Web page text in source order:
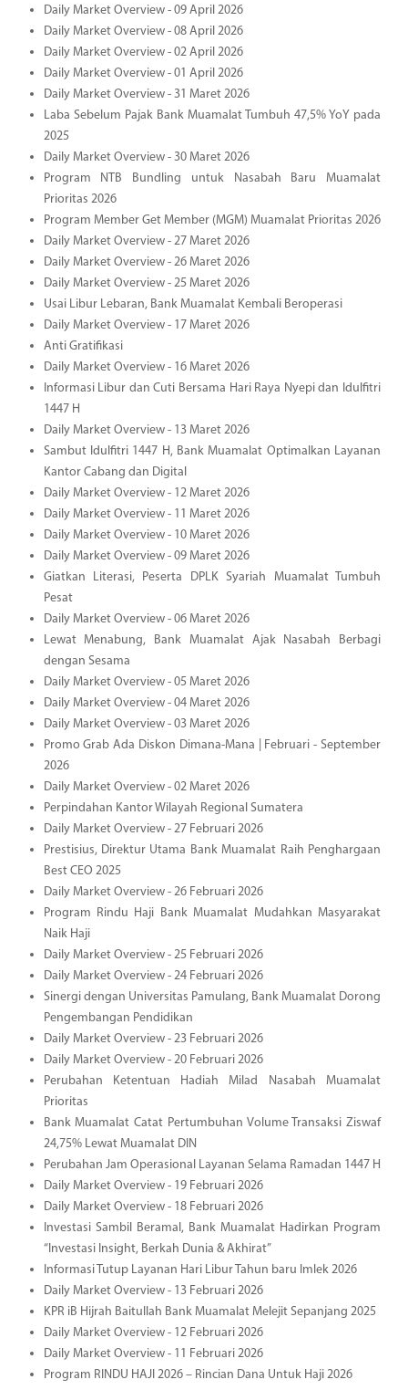
Daily Market Overview - 09 April 2026
Daily Market Overview - 08 April 2026
Daily Market Overview - 02 April 2026
Daily Market Overview - 01 April 2026
Daily Market Overview - 31 Maret 2026
Laba Sebelum Pajak Bank Muamalat Tumbuh 47,5% YoY pada
2025
Daily Market Overview - 30 Maret 2026
Program NTB Bundling untuk Nasabah Baru Muamalat
Prioritas 2026
Program Member Get Member (MGM) Muamalat Prioritas 2026
Daily Market Overview - 27 Maret 2026
Daily Market Overview - 26 Maret 2026
Daily Market Overview - 25 Maret 2026
Usai Libur Lebaran, Bank Muamalat Kembali Beroperasi
Daily Market Overview - 17 Maret 2026
Anti Gratifikasi
Daily Market Overview - 16 Maret 2026
Informasi Libur dan Cuti Bersama Hari Raya Nyepi dan Idulfitri
1447 H
Daily Market Overview - 13 Maret 2026
Sambut Idulfitri 1447 H, Bank Muamalat Optimalkan Layanan
Kantor Cabang dan Digital
Daily Market Overview - 12 Maret 2026
Daily Market Overview - 11 Maret 2026
Daily Market Overview - 10 Maret 2026
Daily Market Overview - 09 Maret 2026
Giatkan Literasi, Peserta DPLK Syariah Muamalat Tumbuh
Pesat
Daily Market Overview - 06 Maret 2026
Lewat Menabung, Bank Muamalat Ajak Nasabah Berbagi
dengan Sesama
Daily Market Overview - 05 Maret 2026
Daily Market Overview - 04 Maret 2026
Daily Market Overview - 03 Maret 2026
Promo Grab Ada Diskon Dimana-Mana | Februari - September
2026
Daily Market Overview - 02 Maret 2026
Perpindahan Kantor Wilayah Regional Sumatera
Daily Market Overview - 27 Februari 2026
Prestisius, Direktur Utama Bank Muamalat Raih Penghargaan
Best CEO 2025
Daily Market Overview - 26 Februari 2026
Program Rindu Haji Bank Muamalat Mudahkan Masyarakat
Naik Haji
Daily Market Overview - 25 Februari 2026
Daily Market Overview - 24 Februari 2026
Sinergi dengan Universitas Pamulang, Bank Muamalat Dorong
Pengembangan Pendidikan
Daily Market Overview - 23 Februari 2026
Daily Market Overview - 20 Februari 2026
Perubahan Ketentuan Hadiah Milad Nasabah Muamalat
Prioritas
Bank Muamalat Catat Pertumbuhan Volume Transaksi Ziswaf
24,75% Lewat Muamalat DIN
Perubahan Jam Operasional Layanan Selama Ramadan 1447 H
Daily Market Overview - 19 Februari 2026
Daily Market Overview - 18 Februari 2026
Investasi Sambil Beramal, Bank Muamalat Hadirkan Program
“Investasi Insight, Berkah Dunia & Akhirat”
Informasi Tutup Layanan Hari Libur Tahun baru Imlek 2026
Daily Market Overview - 13 Februari 2026
KPR iB Hijrah Baitullah Bank Muamalat Melejit Sepanjang 2025
Daily Market Overview - 12 Februari 2026
Daily Market Overview - 11 Februari 2026
Program RINDU HAJI 2026 – Rincian Dana Untuk Haji 2026